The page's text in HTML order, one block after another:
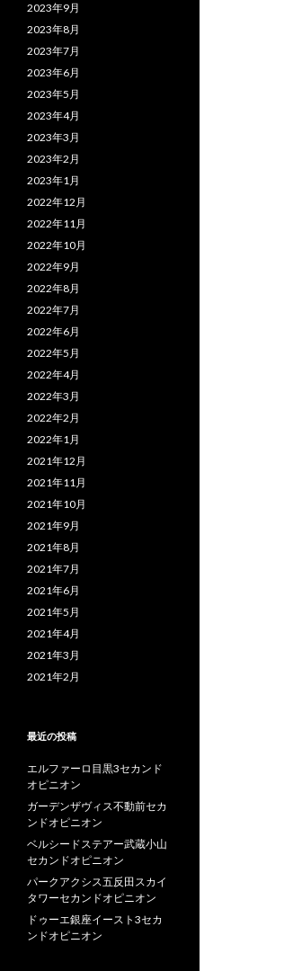
2023年9月
2023年8月
2023年7月
2023年6月
2023年5月
2023年4月
2023年3月
2023年2月
2023年1月
2022年12月
2022年11月
2022年10月
2022年9月
2022年8月
2022年7月
2022年6月
2022年5月
2022年4月
2022年3月
2022年2月
2022年1月
2021年12月
2021年11月
2021年10月
2021年9月
2021年8月
2021年7月
2021年6月
2021年5月
2021年4月
2021年3月
2021年2月
最近の投稿
エルファーロ目黒3セカンド
オピニオン
ガーデンザヴィス不動前セカ
ンドオピニオン
ベルシードステアー武蔵小山
セカンドオピニオン
パークアクシス五反田スカイ
タワーセカンドオピニオン
ドゥーエ銀座イースト3セカ
ンドオピニオン